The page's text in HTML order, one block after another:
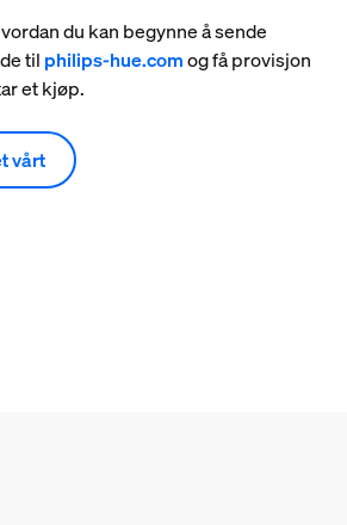
du kan begynne å sende
til philips-hue.comog få provisjon
et kjøp.
vårt